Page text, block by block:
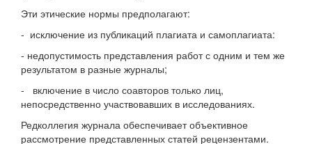
Эти этические нормы предполагают:
- исключение из публикаций плагиата и самоплагиата:
- недопустимость представления работ с одним и тем же
результатом в разные журналы;
- включение в число соавторов только лиц,
непосредственно участвовавших в исследованиях.
Редколлегия журнала обеспечивает объективное
рассмотрение представленных статей рецензентами.